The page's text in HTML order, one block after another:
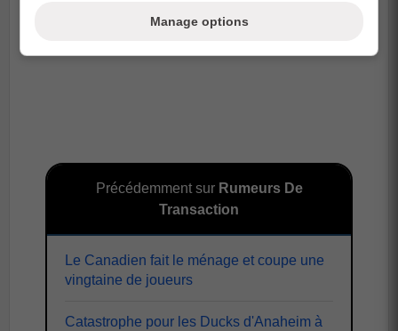
Précédemment sur Rumeurs De
Transaction
Le Canadien fait le ménage et coupe une
vingtaine de joueurs
Catastrophe pour les Ducks d'Anaheim à
Manage options